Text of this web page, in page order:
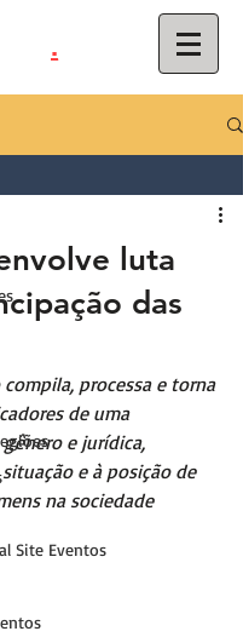
.
Site Eventos
luta
das
processa e torna
de uma
e jurídica,
e à posição de
na sociedade